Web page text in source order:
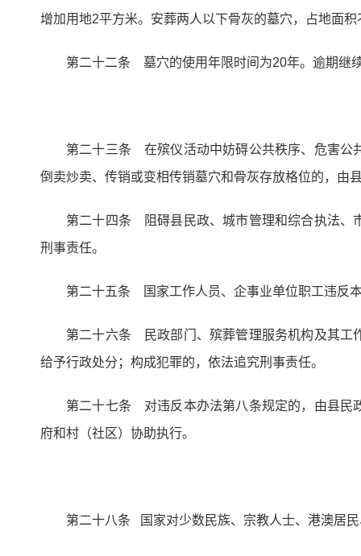
增加用地2平方米。安葬两人以下骨灰的墓穴，占地面
第二十二条 墓穴的使用年限时间为20年。逾期继
第二十三条 在殡仪活动中妨碍公共秩序、危害公
倒卖炒卖、传销或变相传销墓穴和骨灰存放格位的，由
第二十四条 阻碍县民政、城市管理和综合执法、
刑事责任。
第二十五条 国家工作人员、企事业单位职工违反
第二十六条 民政部门、殡葬管理服务机构及其工
给予行政处分；构成犯罪的，依法追究刑事责任。
第二十七条 对违反本办法第八条规定的，由县民
府和村（社区）协助执行。
第二十八条 国家对少数民族、宗教人士、港澳居